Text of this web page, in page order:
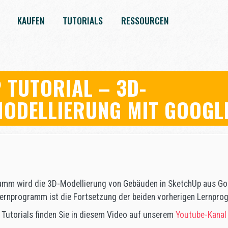
KAUFEN TUTORIALS RESSOURCEN
TUTORIAL – 3D-
MIT
wird die 3D-Modellierung von Gebäuden in SketchUp aus
ist die Fortsetzung der beiden vorherigen
finden Sie in diesem Video auf unserem Youtube-Kanal